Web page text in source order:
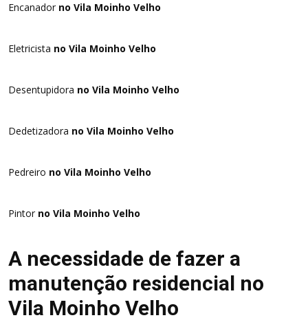
Encanador no Vila Moinho Velho
Eletricista no Vila Moinho Velho
Desentupidora no Vila Moinho Velho
Dedetizadora no Vila Moinho Velho
Pedreiro no Vila Moinho Velho
Pintor no Vila Moinho Velho
A necessidade de fazer a
manutenção residencial no
Vila Moinho Velho